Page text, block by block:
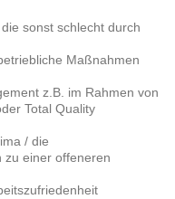
sonst schlecht durch
Maßnahmen
z.B. im Rahmen von
Total Quality
/ die
zu einer offeneren